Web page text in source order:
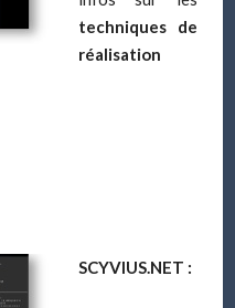
techniques de
réalisation
SCYVIUS.NET :